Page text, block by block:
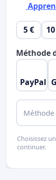
5 €
Méthode
PayPal
Choisissez
continuer.